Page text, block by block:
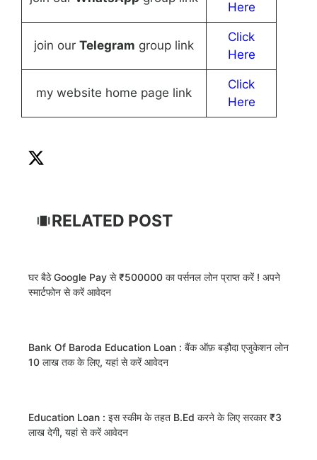
Here
join our Telegram group link
Click
Here
my website home page link
Click
Here
RELATED POST
घर बैठे Google Pay से ₹500000 का पर्सनल लोन प्राप्त करें ! अपने
स्मार्टफोन से करें आवेदन
Bank Of Baroda Education Loan : बैंक ऑफ़ बड़ौदा एजुकेशन लोन
10 लाख तक के लिए, यहां से करें आवेदन
Education Loan : इस स्कीम के तहत B.Ed करने के लिए सरकार ₹3
लाख देगी, यहां से करें आवेदन